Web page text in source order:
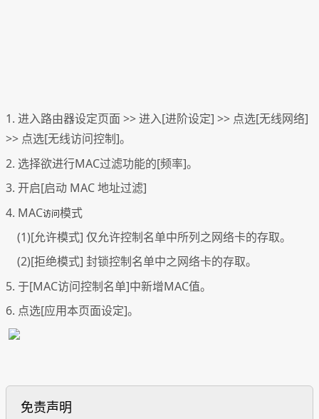
1. 进入路由器设定页面 >> 进入[进阶设定] >> 点选[无线网络]
>> 点选[无线访问控制]。
2. 选择欲进行MAC过滤功能的[频率]。
3. 开启[启动 MAC 地址过滤]
4. MAC访问模式
(1)[允许模式] 仅允许控制名单中所列之网络卡的存取。
(2)[拒绝模式] 封锁控制名单中之网络卡的存取。
5. 于[MAC访问控制名单]中新增MAC值。
6. 点选[应用本页面设定]。
免责声明